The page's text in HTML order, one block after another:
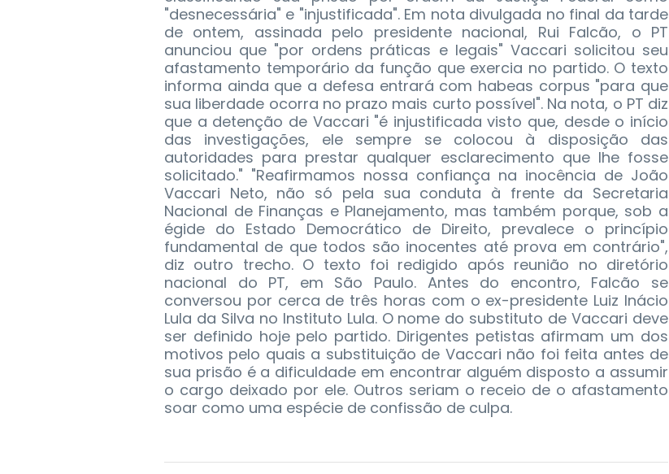
"desnecessária" e "injustificada". Em nota divulgada no final da tarde
de ontem, assinada pelo presidente nacional, Rui Falcão, o PT
anunciou que "por ordens práticas e legais" Vaccari solicitou seu
afastamento temporário da função que exercia no partido. O texto
informa ainda que a defesa entrará com habeas corpus "para que
sua liberdade ocorra no prazo mais curto possível". Na nota, o PT diz
que a detenção de Vaccari "é injustificada visto que, desde o início
das investigações, ele sempre se colocou à disposição das
autoridades para prestar qualquer esclarecimento que lhe fosse
solicitado." "Reafirmamos nossa confiança na inocência de João
Vaccari Neto, não só pela sua conduta à frente da Secretaria
Nacional de Finanças e Planejamento, mas também porque, sob a
égide do Estado Democrático de Direito, prevalece o princípio
fundamental de que todos são inocentes até prova em contrário",
diz outro trecho. O texto foi redigido após reunião no diretório
nacional do PT, em São Paulo. Antes do encontro, Falcão se
conversou por cerca de três horas com o ex-presidente Luiz Inácio
Lula da Silva no Instituto Lula. O nome do substituto de Vaccari deve
ser definido hoje pelo partido. Dirigentes petistas afirmam um dos
motivos pelo quais a substituição de Vaccari não foi feita antes de
sua prisão é a dificuldade em encontrar alguém disposto a assumir
o cargo deixado por ele. Outros seriam o receio de o afastamento
soar como uma espécie de confissão de culpa.